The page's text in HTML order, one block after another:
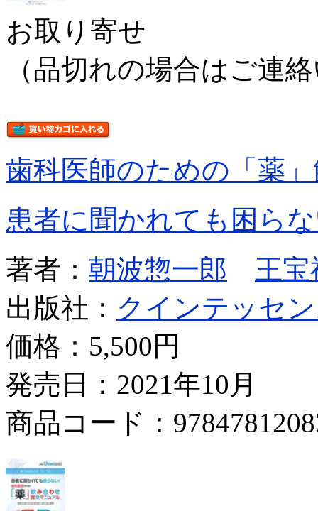
お取り寄せ
（品切れの場合はご連
歯科医師のための「薬
患者に聞かれても困ら
著者： 朝波惣一郎
王宝
出版社： クインテッセ
価格： 5,500円
発売日：2021年10月
商品コード：